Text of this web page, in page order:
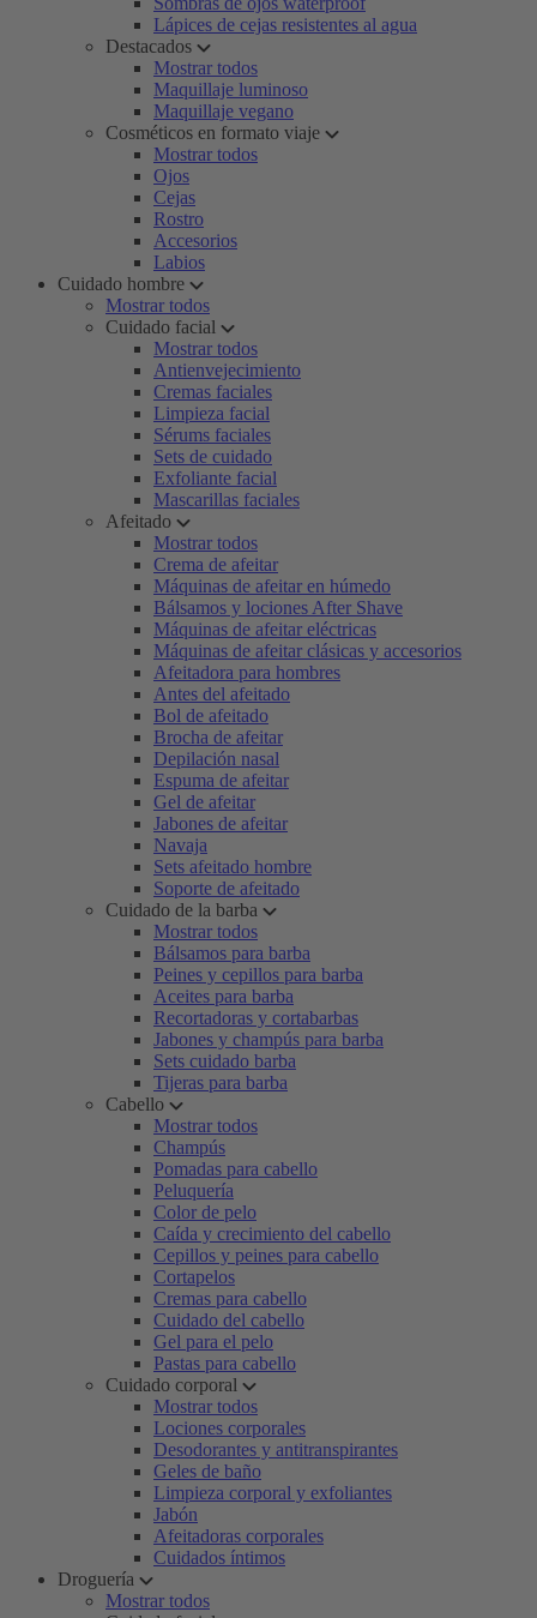
Lápices de cejas resistentes al agua
Destacados
Mostrar todos
Maquillaje luminoso
Maquillaje vegano
Cosméticos en formato viaje
Mostrar todos
Ojos
Cejas
Rostro
Accesorios
Labios
Cuidado hombre
Mostrar todos
Cuidado facial
Mostrar todos
Antienvejecimiento
Cremas faciales
Limpieza facial
Sérums faciales
Sets de cuidado
Exfoliante facial
Mascarillas faciales
Afeitado
Mostrar todos
Crema de afeitar
Máquinas de afeitar en húmedo
Bálsamos y lociones After Shave
Máquinas de afeitar eléctricas
Máquinas de afeitar clásicas y accesorios
Afeitadora para hombres
Antes del afeitado
Bol de afeitado
Brocha de afeitar
Depilación nasal
Espuma de afeitar
Gel de afeitar
Jabones de afeitar
Navaja
Sets afeitado hombre
Soporte de afeitado
Cuidado de la barba
Mostrar todos
Bálsamos para barba
Peines y cepillos para barba
Aceites para barba
Recortadoras y cortabarbas
Jabones y champús para barba
Sets cuidado barba
Tijeras para barba
Cabello
Mostrar todos
Champús
Pomadas para cabello
Peluquería
Color de pelo
Caída y crecimiento del cabello
Cepillos y peines para cabello
Cortapelos
Cremas para cabello
Cuidado del cabello
Gel para el pelo
Pastas para cabello
Cuidado corporal
Mostrar todos
Lociones corporales
Desodorantes y antitranspirantes
Geles de baño
Limpieza corporal y exfoliantes
Jabón
Afeitadoras corporales
Cuidados íntimos
Droguería
Mostrar todos